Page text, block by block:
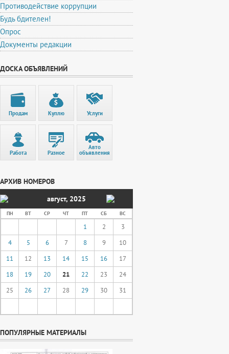
Противодействие коррупции
Будь бдителен!
Опрос
Документы редакции
ДОСКА ОБЪЯВЛЕНИЙ
Продам Куплю Услуги
Работа Разное
Авто
объявления
АРХИВ НОМЕРОВ
август, 2025
ПН ВТ СР ЧТ ПТ СБ ВС
1 2
3
4
5 6 7 8 9
10
11
12 13 14 15 16
17
18
19 20 21 22 23
24
25
26 27 28 29 30 31
ПОПУЛЯРНЫЕ МАТЕРИАЛЫ